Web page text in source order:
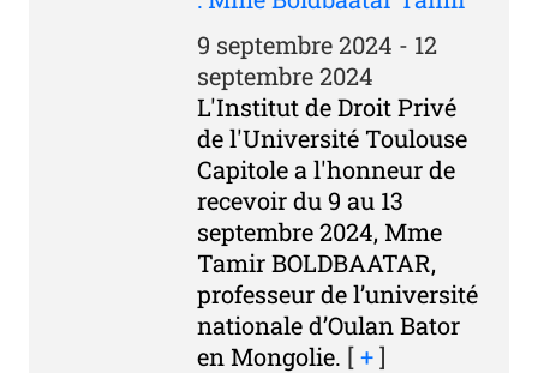
9 septembre 2024 - 12
septembre 2024
L'Institut de Droit Privé
de l'Université Toulouse
Capitole a l'honneur de
recevoir du 9 au 13
septembre 2024, Mme
Tamir BOLDBAATAR,
professeur de l’université
nationale d’Oulan Bator
en Mongolie. [+]